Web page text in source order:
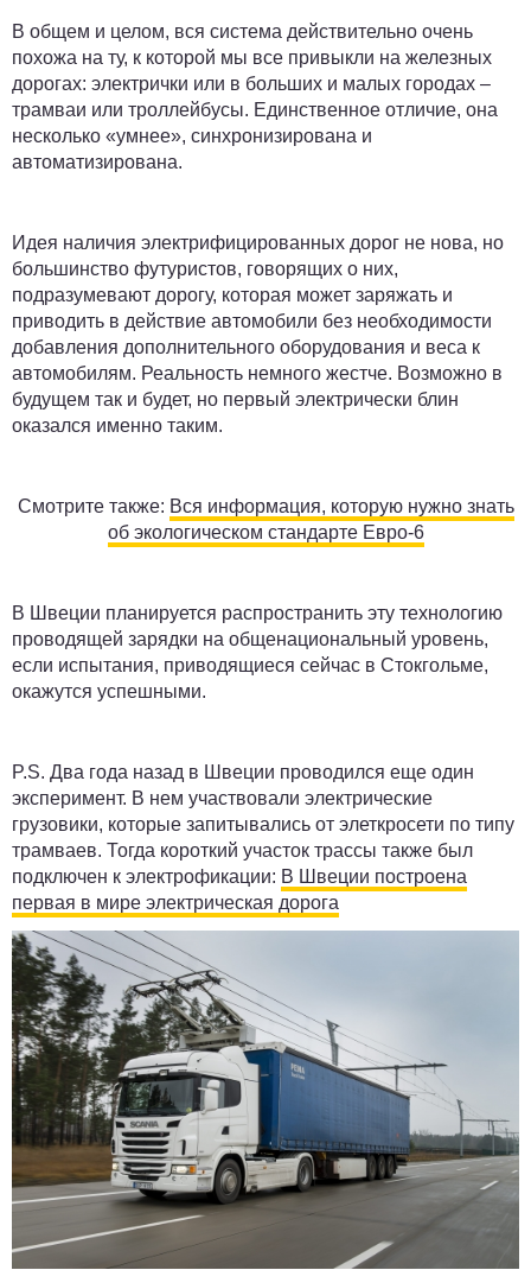
В общем и целом, вся система действительно очень
похожа на ту, к которой мы все привыкли на железных
дорогах: электрички или в больших и малых городах –
трамваи или троллейбусы. Единственное отличие, она
несколько «умнее», синхронизирована и
автоматизирована.
Идея наличия электрифицированных дорог не нова, но
большинство футуристов, говорящих о них,
подразумевают дорогу, которая может заряжать и
приводить в действие автомобили без необходимости
добавления дополнительного оборудования и веса к
автомобилям. Реальность немного жестче. Возможно в
будущем так и будет, но первый электрически блин
оказался именно таким.
Смотрите также: Вся информация, которую нужно знать
об экологическом стандарте Евро-6
В Швеции планируется распространить эту технологию
проводящей зарядки на общенациональный уровень,
если испытания, приводящиеся сейчас в Стокгольме,
окажутся успешными.
P.S. Два года назад в Швеции проводился еще один
эксперимент. В нем участвовали электрические
грузовики, которые запитывались от элеткросети по типу
трамваев. Тогда короткий участок трассы также был
подключен к электрофикации: В Швеции построена
первая в мире электрическая дорога